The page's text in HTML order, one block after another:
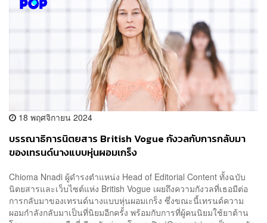
18 พฤศจิกายน 2024
บรรณาธิการนิตยสาร British Vogue กังวลกับการกลับมา
ของเทรนด์นางแบบหุ่นผอมเกร็ง
Chioma Nnadi ผู้ดำรงตำแหน่ง Head of Editorial Content ทั้งฉบับ
นิตยสารและเว็บไซต์แห่ง British Vogue เผยถึงความกังวลที่เธอมีต่อ
การกลับมาของเทรนด์นางแบบหุ่นผอมเกร็ง ซึ่งขณะนี้เทรนด์ความ
ผอมกำลังกลับมาเป็นที่นิยมอีกครั้ง พร้อมกับการที่ผู้คนนิยมใช้ยาต้าน